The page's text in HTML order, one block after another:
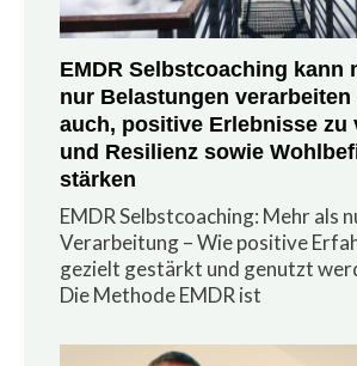
EMDR Selbstcoaching kann
nur Belastungen
auch, positive Erlebnisse zu
und Resilienz sowie
stärken
EMDR Selbstcoaching: Mehr als
Verarbeitung – Wie positive
gezielt gestärkt und genutzt
Die Methode EMDR ist